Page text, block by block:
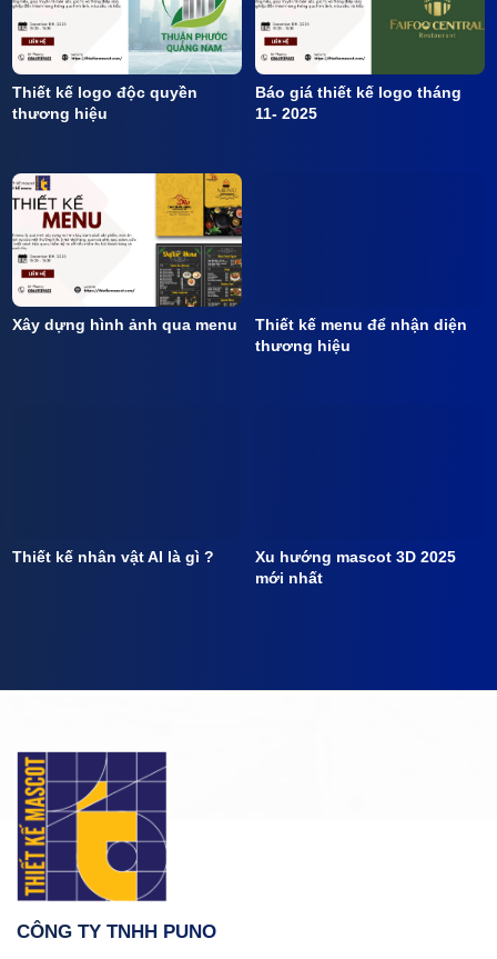
Thiết kế logo độc quyền
thương hiệu
Báo giá thiết kế logo tháng
11- 2025
Xây dựng hình ảnh qua menu
Thiết kế menu để nhận diện
thương hiệu
Thiết kế nhân vật AI là gì ?
Xu hướng mascot 3D 2025
mới nhất
CÔNG TY TNHH PUNO